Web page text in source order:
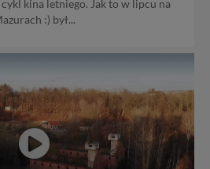
kina letniego. Jak to w lipcu na
:) był...